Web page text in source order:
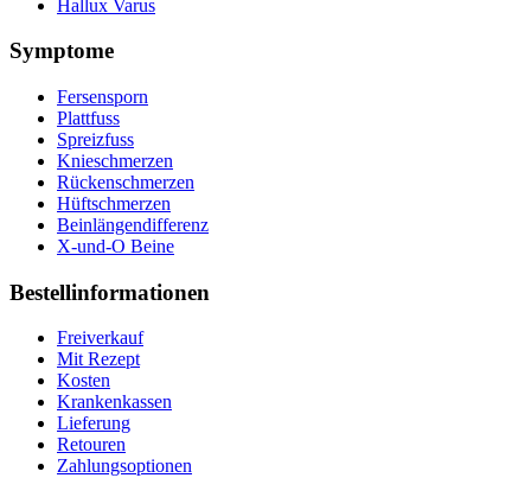
Hallux Varus
Symptome
Fersensporn
Plattfuss
Spreizfuss
Knieschmerzen
Rückenschmerzen
Hüftschmerzen
Beinlängendifferenz
X-und-O Beine
Bestellinformationen
Freiverkauf
Mit Rezept
Kosten
Krankenkassen
Lieferung
Retouren
Zahlungsoptionen